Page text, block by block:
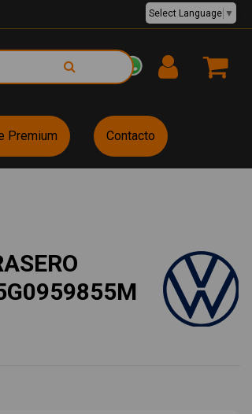
EUR €
Select Language ▼
Premium Contacto